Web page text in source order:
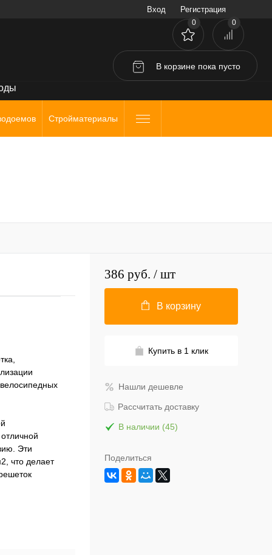
Вход Регистрация
0 0
В корзине пока пусто
Стройматериалы
Эти
что делает
386 руб. / шт
В корзину
Купить в 1 клик
Нашли дешевле
Рассчитать доставку
В наличии (45)
Поделиться